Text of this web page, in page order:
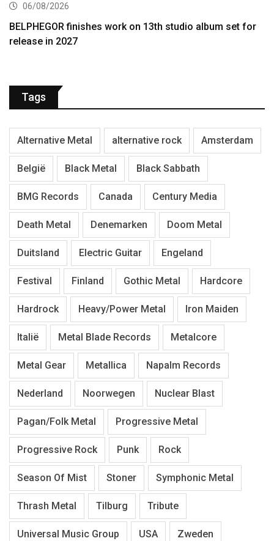
06/08/2026
BELPHEGOR finishes work on 13th studio album set for
release in 2027
Tags
Alternative Metal alternative rock Amsterdam
België Black Metal Black Sabbath
BMG Records Canada Century Media
Death Metal Denemarken Doom Metal
Duitsland Electric Guitar Engeland
Festival Finland Gothic Metal Hardcore
Hardrock Heavy/Power Metal Iron Maiden
Italië Metal Blade Records Metalcore
Metal Gear Metallica Napalm Records
Nederland Noorwegen Nuclear Blast
Pagan/Folk Metal Progressive Metal
Progressive Rock Punk Rock
Season Of Mist Stoner Symphonic Metal
Thrash Metal Tilburg Tribute
Universal Music Group USA Zweden